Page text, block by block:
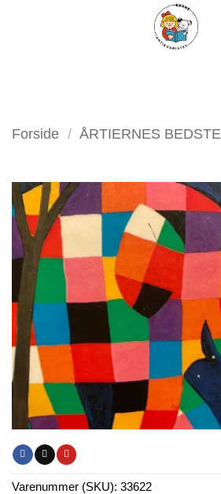
FILTER
Forside / ÅRTIERNES BEDSTE
Varenummer (SKU): 33622